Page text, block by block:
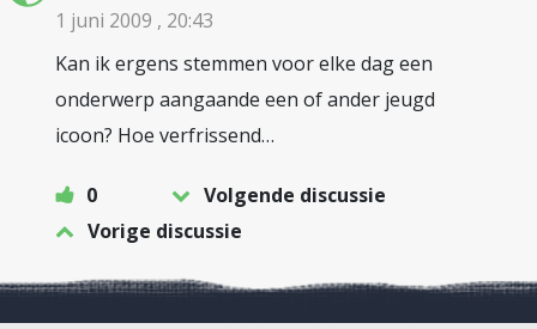
1 juni 2009 , 20:43
Kan ik ergens stemmen voor elke dag een
onderwerp aangaande een of ander jeugd
icoon? Hoe verfrissend…
0
Volgende discussie
Vorige discussie